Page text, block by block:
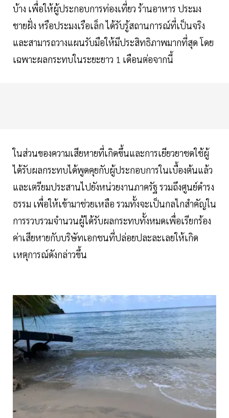
บ้าง เพื่อให้ผู้ประกอบการท่องเที่ยว ร้านอาหาร ประมง
ชายฝั่ง หรือประมงเรือเล็ก ได้รับรู้สถานการณ์ที่เป็นจริง
และสามารถวางแผนรับมือให้มีประสิทธิภาพมากที่สุด โดย
เฉพาะผลกระทบในระยะยาว 1 เดือนต่อจากนี้
ในส่วนของความเสียหายที่เกิดขึ้นและการเยียวยาชดใช้ผู้
ได้รับผลกระทบได้พูดคุยกับผู้ประกอบการในเบื้องต้นแล้ว
และเตรียมประสานไปยังหน่วยงานภาครัฐ รวมถึงศูนย์ดำรง
ธรรม เพื่อให้เข้ามาช่วยเหลือ รวมทั้งจะเป็นกลไกสำคัญใน
การรวบรวมจำนวนผู้ได้รับผลกระทบทั้งหมดเพื่อเรียกร้อง
ค่าเสียหายกับบริษัทเอกชนที่ปล่อยปละละเลยให้เกิด
เหตุการณ์ดังกล่าวขึ้น